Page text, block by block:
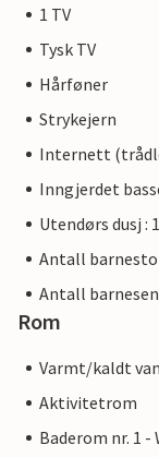
kontrast til den
du elsker havet
og Cala Agulla,
hva: Det er du
sjarm, ligger
1 TV
Tysk TV
Hårføner
Strykejern
Internett
Inngjerdet
Utendørs dusj :
Antall
Antall
Rom
Varmt/kaldt
Aktivitetrom
Baderom nr. 1 -